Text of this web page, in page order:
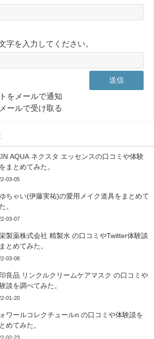
字を入力してください。
をメールで通知
ールで受け取る
AQUA ネクスタ エッセンスの口コミや体験
まとめてみた。
03-05
ちゃい(伊藤実祐)の愛用メイク道具をまとめて
。
03-07
製薬株式会社 精製水 の口コミやTwitter体験談
とめてみた。
03-08
良品 リンクルクリームケアマスク の口コミや
談を調べてみた。
01-20
ワールコレクチュールn の口コミや体験談を
めてみた。
02-23